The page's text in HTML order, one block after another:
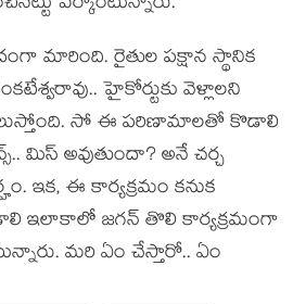
మారింది. రైతుల ప‌క్షాన స్థానిక
హైకోర్టుకు వెళ్లాల‌ని
సో ఈ ప‌రిణామాల‌తో కొడాలి
మిస్ అవుతుందా? అనే చ‌ర్చ
ఇక‌, ఈ కార్య‌క్ర‌మం క‌నుక
ఇలాకాలో జ‌గ‌న్ తొలి కార్య‌క్ర‌మంగా
మ‌రి ఏం చేస్తారో.. ఏం